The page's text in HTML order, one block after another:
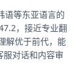
语等东亚语言的
，接近专业翻
解优于前代，能
服对话和内容审